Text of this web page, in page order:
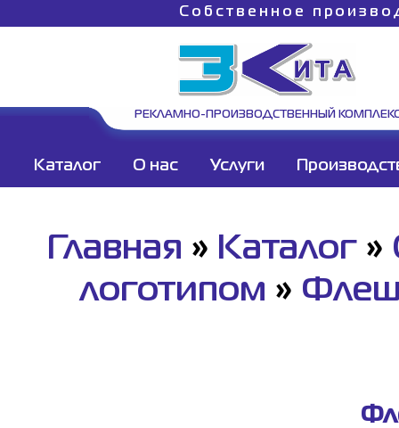
Собственное
РЕКЛАМНО-ПРОИЗВОДСТВЕННЫЙ
Каталог О нас Услуги
Главная » Каталог»
логотипом »